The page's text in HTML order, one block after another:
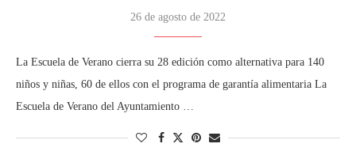
26 de agosto de 2022
La Escuela de Verano cierra su 28 edición como alternativa para 140
niños y niñas, 60 de ellos con el programa de garantía alimentaria La
Escuela de Verano del Ayuntamiento …